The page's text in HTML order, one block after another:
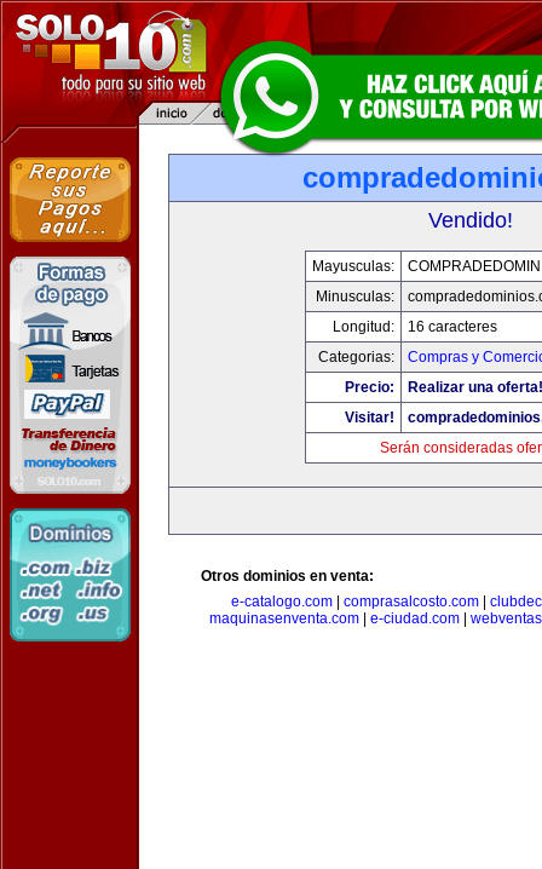
Vendido!
Mayusculas:
Minusculas:
Longitud:
16 caracteres
Categorias:
Compras y
Precio:
Realizar una oferta!
Visitar!
Serán consideradas
Otros dominios en venta:
e-catalogo.com
comprasalcosto.com
maquinasenventa.com
e-ciudad.com